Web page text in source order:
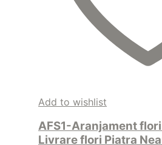
Add to wishlist
AFS1-Aranjament
Livrare flori Piatra